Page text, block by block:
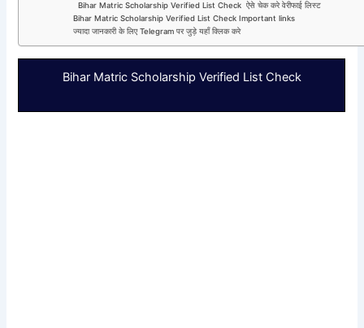
Bihar Matric Scholarship Verified List Check ऐसे चेक करे वेरीफाई लिस्ट
Bihar Matric Scholarship Verified List Check Important links
ज्यादा जानकारी के लिए Telegram पर जुड़े यहाँ क्लिक करे
Bihar Matric Scholarship Verified List Check